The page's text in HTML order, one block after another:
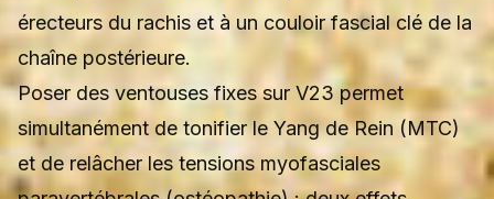
érecteurs du rachis et à un couloir fascial clé de la
chaîne postérieure.
Poser des ventouses fixes sur V23 permet
simultanément de tonifier le Yang de Rein (MTC)
et de relâcher les tensions myofasciales